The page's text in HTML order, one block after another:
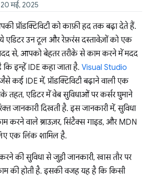
20 मई, 2025
प्रॉडक्टिविटी को काफ़ी हद तक बढ़ा देते हैं.
एडिटर उन टूल और रेफ़रंस दस्तावेज़ों को एक
से, आपको बेहतर तरीके से काम करने में मदद
इन्हें IDE कहा जाता है. Visual Studio
कई IDE में, प्रॉडक्टिविटी बढ़ाने वाली एक
तहत, एडिटर में वेब सुविधाओं पर कर्सर घुमाने
जानकारी दिखती है. इस जानकारी में, सुविधा
करने वाले ब्राउज़र, सिंटैक्स गाइड, और MDN
एक लिंक शामिल है.
की सुविधा से जुड़ी जानकारी, खास तौर पर
की होती है. इसकी वजह यह है कि किसी